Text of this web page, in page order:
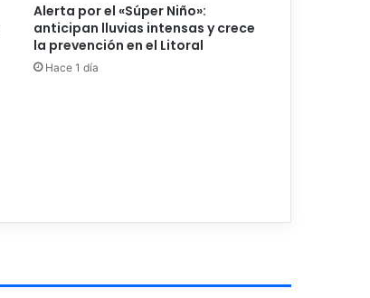
Alerta por el «Súper Niño»:
anticipan lluvias intensas y crece
la prevención en el Litoral
Hace 1 día